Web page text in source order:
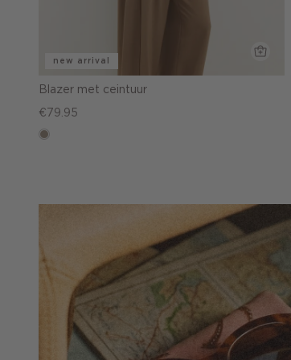
new arrival
Blazer met ceintuur
€79.95
taupe,